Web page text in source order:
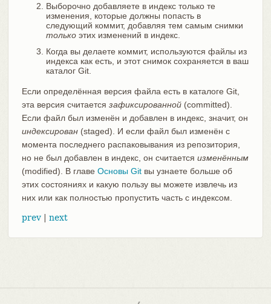
Выборочно добавляете в индекс только те
изменения, которые должны попасть в
следующий коммит, добавляя тем самым снимки
толькоэтих изменений в индекс.
Когда вы делаете коммит, используются файлы из
индекса как есть, и этот снимок сохраняется в ваш
каталог Git.
Если определённая версия файла есть в каталоге Git,
эта версия считается зафиксированной(committed).
Если файл был изменён и добавлен в индекс, значит, он
индексирован(staged). И если файл был изменён с
момента последнего распаковывания из репозитория,
но не был добавлен в индекс, он считается изменённым
(modified). В главе Основы Gitвы узнаете больше об
этих состояниях и какую пользу вы можете извлечь из
них или как полностью пропустить часть с индексом.
prev| next